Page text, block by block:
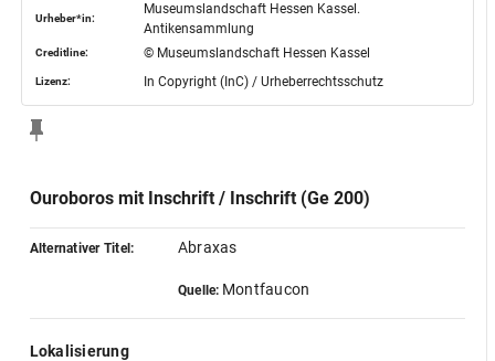
Urheber*in:
Museumslandschaft Hessen Kassel.
Antikensammlung
Creditline: © Museumslandschaft Hessen Kassel
Lizenz: In Copyright (InC) / Urheberrechtsschutz
Ouroboros mit Inschrift / Inschrift (Ge 200)
Alternativer Titel: Abraxas
Quelle: Montfaucon
Lokalisierung